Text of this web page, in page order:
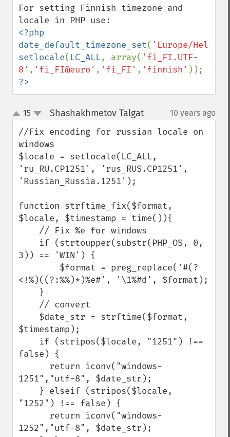
For setting Finnish timezone and
<?php
date_default_timezone_set( 'Europe/
setlocale( LC_ALL, array( 'fi_FI.UTF-
8' , 'fi_FI@euro' , 'fi_FI' , 'finnish'
?>
up
down
15 Shashakhmetov Talgat¶ 10 years ago
//Fix encoding for russian locale on
windows
$locale = setlocale(LC_ALL,
'ru_RU.CP1251', 'rus_RUS.CP1251',
'Russian_Russia.1251');
function strftime_fix($format,
$locale, $timestamp = time()){
3)) == 'WIN') {
<!%)((?:%%)*)%e#', '\1%#d', $format);
$timestamp);
false) {
1251","utf-8", $date_str);
"1252") !== false) {
1252","utf-8", $date_str);